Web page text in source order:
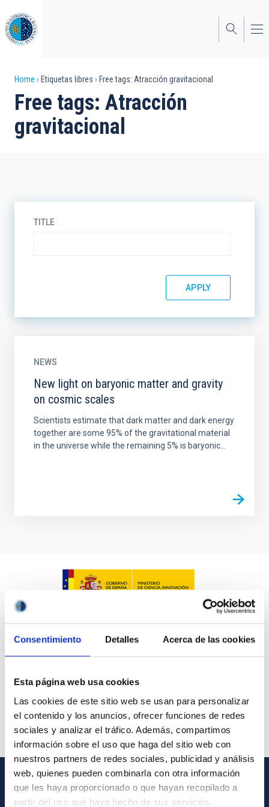
Consentimiento Detalles Acerca de las cookies
Esta página web usa cookies
Las cookies de este sitio web se usan para personalizar
el contenido y los anuncios, ofrecer funciones de redes
sociales y analizar el tráfico. Además, compartimos
información sobre el uso que haga del sitio web con
nuestros partners de redes sociales, publicidad y análisis
web, quienes pueden combinarla con otra información
que les haya proporcionado o que hayan recopilado a
partir del uso que haya hecho de sus servicios.
to
main
content
Breadcrumb
Home Etiquetas libres Free tags: Atracción gravitacional
Free tags: Atracción
gravitacional
TITLE
NEWS
New light on baryonic matter and gravity
on cosmic scales
Scientists estimate that dark matter and dark energy
together are some 95% of the gravitational material
in the universe while the remaining 5% is baryonic...
GENERAL INFORMATION